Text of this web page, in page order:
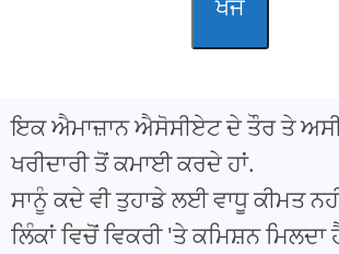
ਖੋਜ
ਇਕ ਐਮਾਜ਼ਾਨ ਐਸੋਸੀਏਟ ਦੇ ਤੌਰ ਤੇ
ਖਰੀਦਾਰੀ ਤੋਂ ਕਮਾਈ ਕਰਦੇ ਹਾਂ.
ਸਾਨੂੰ ਕਦੇ ਵੀ ਤੁਹਾਡੇ ਲਈ ਵਾਧੂ ਕੀਮਤ
ਲਿੰਕਾਂ ਵਿਚੋਂ ਵਿਕਰੀ 'ਤੇ ਕਮਿਸ਼ਨ ਮਿਲਦਾ